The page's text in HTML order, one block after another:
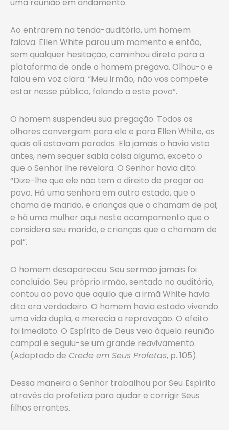
Ao entrarem na tenda-auditório, um homem
falava. Ellen White parou um momento e então,
sem qualquer hesitação, caminhou direto para a
plataforma de onde o homem pregava. Olhou-o e
falou em voz clara: “Meu irmão, não vos compete
estar nesse público, falando a este povo”.
O homem suspendeu sua pregação. Todos os
olhares convergiam para ele e para Ellen White, os
quais ali estavam parados. Ela jamais o havia visto
antes, nem sequer sabia coisa alguma, exceto o
que o Senhor lhe revelara. O Senhor havia dito:
“Dize-lhe que ele não tem o direito de pregar ao
povo. Há uma senhora em outro estado, que o
chama de marido, e crianças que o chamam de pai;
e há uma mulher aqui neste acampamento que o
considera seu marido, e crianças que o chamam de
pai”.
O homem desapareceu. Seu sermão jamais foi
concluído. Seu próprio irmão, sentado no auditório,
contou ao povo que aquilo que a irmã White havia
dito era verdadeiro. O homem havia estado vivendo
uma vida dupla, e merecia a reprovação. O efeito
foi imediato. O Espírito de Deus veio àquela reunião
campal e seguiu-se um grande reavivamento.
(Adaptado de Crede em Seus Profetas, p. 105).
Dessa maneira o Senhor trabalhou por Seu Espírito
através da profetiza para ajudar e corrigir Seus
filhos errantes.